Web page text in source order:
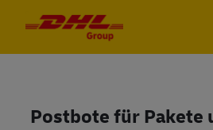
Postbote für Pakete